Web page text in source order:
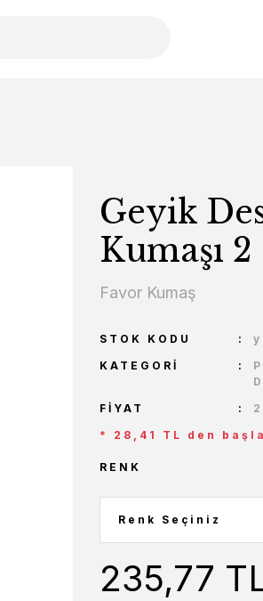
Geyik
Kumaşı 2
Favor Kumaş
STOK KODU
KATEGORI
FIYAT
* 28,41 TL den
RENK
235,77